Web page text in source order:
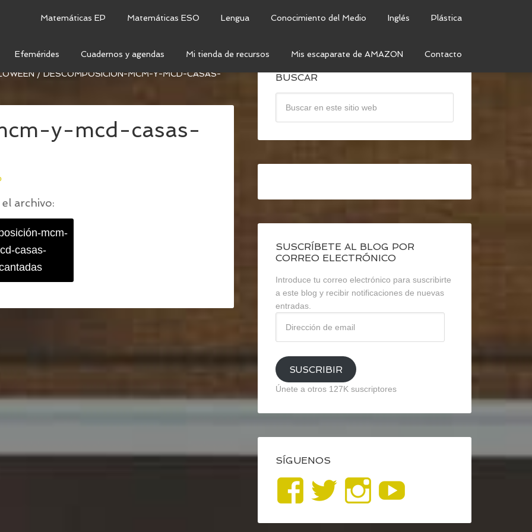
Matemáticas EP Matemáticas ESO Lengua Conocimiento del Medio Inglés Plástica
Efemérides Cuadernos y agendas Mi tienda de recursos Mis escaparate de AMAZON Contacto
EL MÍNIMO COMÚN MÚLTIPLO (MCM) Y EL
/ DESCOMPOSICIÓN-MCM-Y-MCD-CASAS-
y-mcd-casas-
archivo:
mcm-
casas-
BUSCAR
SUSCRÍBETE AL BLOG POR
CORREO ELECTRÓNICO
Introduce tu correo electrónico para suscribirte
a este blog y recibir notificaciones de nuevas
entradas.
email
SUSCRIBIR
Únete a otros 127K suscriptores
SÍGUENOS
Ver
perfil
Ver
perfil
Ver
perfil